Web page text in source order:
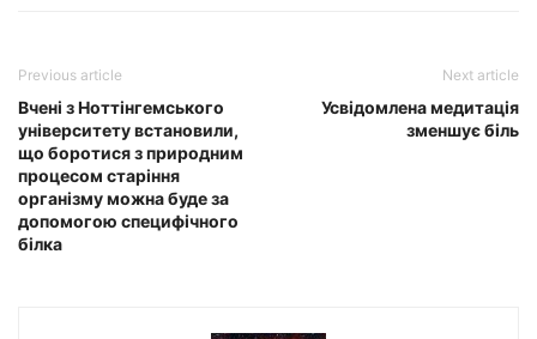
Previous article
Вчені з Ноттінгемського
університету встановили,
що боротися з природним
процесом старіння
організму можна буде за
допомогою специфічного
білка
Next article
Усвідомлена медитація
зменшує біль